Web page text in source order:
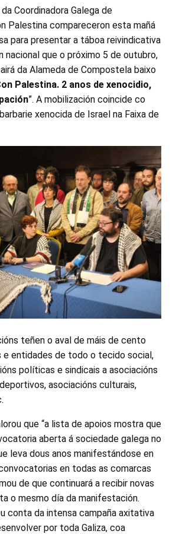
Coordinadora Galega de
Palestina compareceron esta mañá
para presentar a táboa reivindicativa
nacional que o próximo 5 de outubro,
da Alameda de Compostela baixo
Palestina. 2 anos de xenocidio,
”. A mobilización coincide co
xenocida de Israel na Faixa de
teñen o aval de máis de cento
entidades de todo o tecido social,
políticas e sindicais a asociacións
asociacións culturais,
que “a lista de apoios mostra que
aberta á sociedade galega no
leva dous anos manifestándose en
en todas as comarcas
de que continuará a recibir novas
o mesmo día da manifestación.
conta da intensa campaña axitativa
por toda Galiza, coa